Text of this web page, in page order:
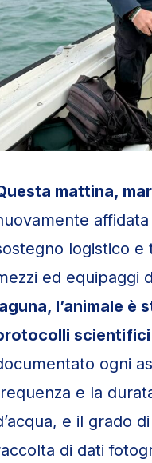
mattina,
logistico e
ed equipaggi
l’animale
ogni
e la
e il grado
di dati